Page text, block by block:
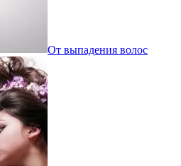
От выпадения волос